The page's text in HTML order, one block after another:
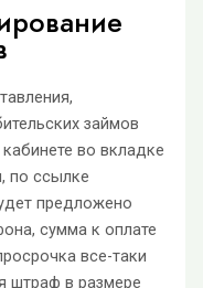
займов
во вкладке
по ссылке
предложено
сумма к оплате
все-таки
штраф в размере